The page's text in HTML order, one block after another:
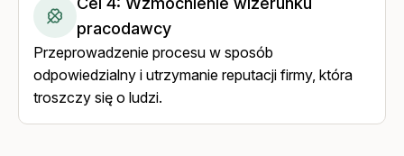
pracodawcy
Przeprowadzenie procesu w sposób
odpowiedzialny i utrzymanie reputacji firmy, która
troszczy się o ludzi.